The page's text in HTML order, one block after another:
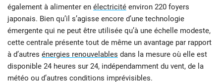
également à alimenter en électricité environ 220 foyers
japonais. Bien qu’il s’agisse encore d’une technologie
émergente qui ne peut être utilisée qu’à une échelle modeste,
cette centrale présente tout de même un avantage par rapport
à d’autres énergies renouvelables dans la mesure où elle est
disponible 24 heures sur 24, indépendamment du vent, de la
météo ou d’autres conditions imprévisibles.